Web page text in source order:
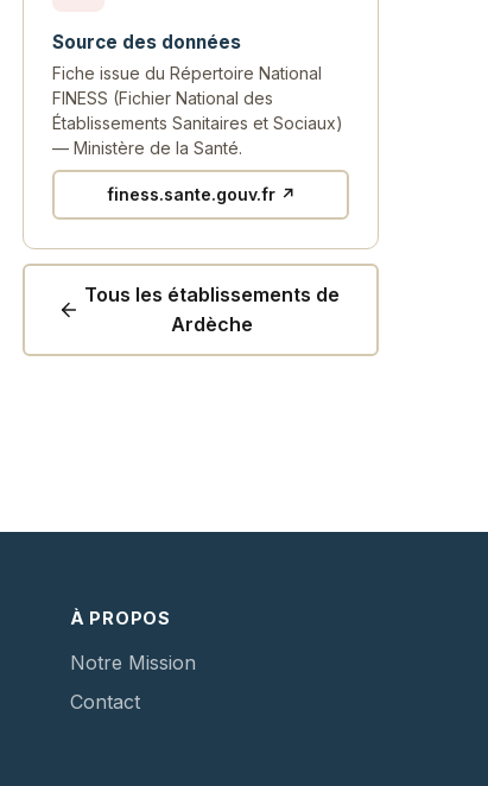
Source des données
Fiche issue du Répertoire National
FINESS (Fichier National des
Établissements Sanitaires et Sociaux)
— Ministère de la Santé.
finess.sante.gouv.fr ↗
Tous les établissements de
Ardèche
À PROPOS
Notre Mission
Contact